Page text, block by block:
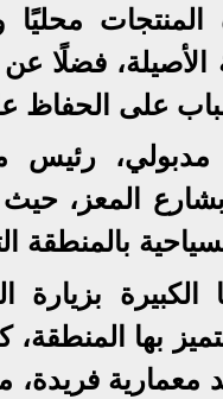
محليًا
فضلًا
على الحفاظ
رئيس
المعز،
بالمنطقة
بزيارة
تتميز بها
فريدة،